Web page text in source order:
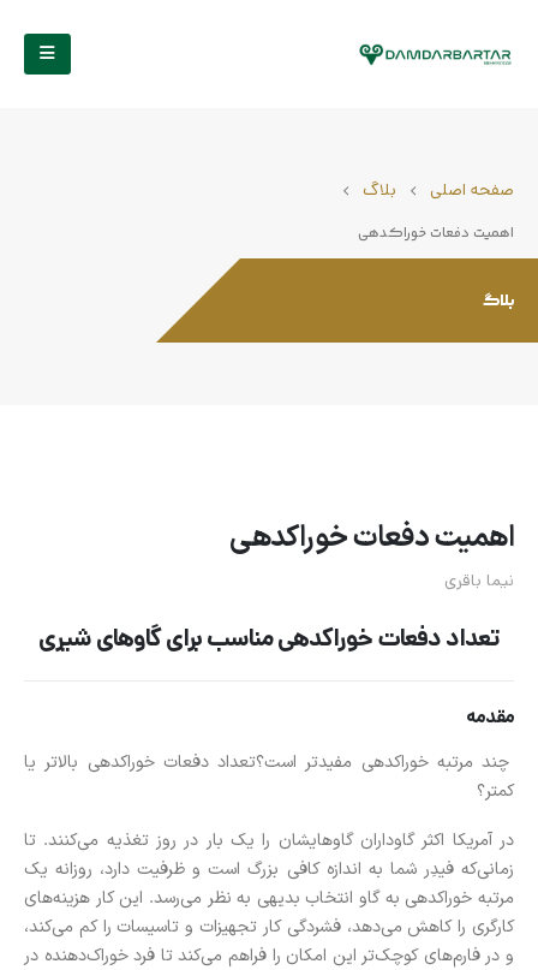
صفحه اصلی بلاگ
اهمیت دفعات خوراکدهی
بلاگ
اهمیت دفعات خوراکدهی
نیما باقری
تعداد دفعات خوراکدهی مناسب برای گاوهای شیری
مقدمه
چند مرتبه خوراکدهی مفیدتر است؟تعداد دفعات خوراکدهی بالاتر یا
کمتر؟
در آمریکا اکثر گاوداران گاوهایشان را یک بار در روز تغذیه می‌کنند. تا
زمانی‌که فیدِر شما به اندازه کافی بزرگ است و ظرفیت دارد، روزانه یک
مرتبه خوراکدهی به گاو انتخاب بدیهی به نظر می‌رسد. این کار هزینه‌های
کارگری را کاهش می‌دهد، فشردگی کار تجهیزات و تاسیسات را کم می‌کند،
و در فارم‌های کوچک‌تر این امکان را فراهم می‌کند تا فرد خوراک‌دهنده در